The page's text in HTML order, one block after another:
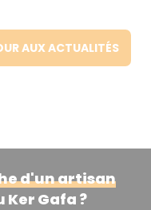
AUX ACTUALITÉS
d'un artisan
Gafa ?